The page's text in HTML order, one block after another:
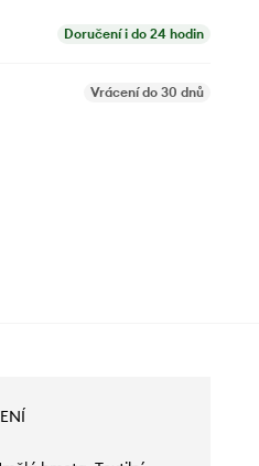
Doručení i do 24 hodin
Vrácení do 30 dnů